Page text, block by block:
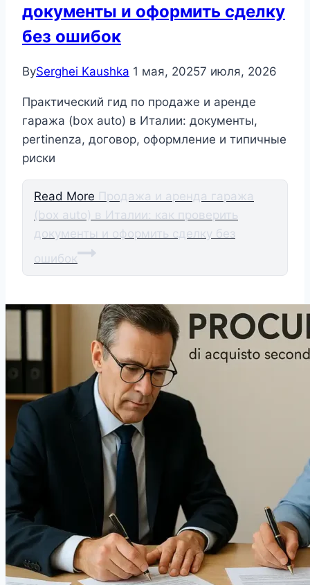
документы и оформить сделку
без ошибок
BySerghei Kaushka 1 мая, 20257 июля, 2026
Практический гид по продаже и аренде
гаража (box auto) в Италии: документы,
pertinenza, договор, оформление и типичные
риски
Read More Продажа и аренда гаража
(box auto) в Италии: как проверить
документы и оформить сделку без
ошибок